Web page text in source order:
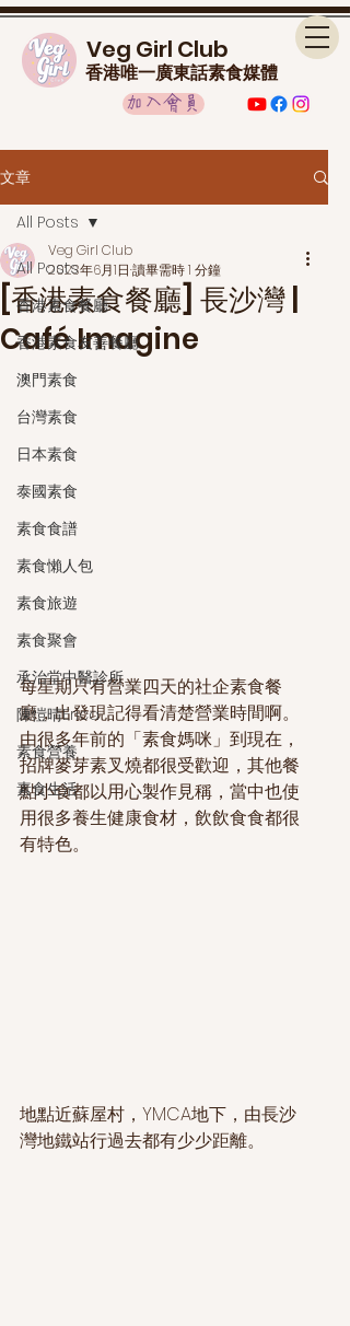
Veg Girl Club
香港唯一廣東話素食媒體
加入會員
文章
All Posts
香港素食餐廳
香港素食友善餐廳
澳門素食
台灣素食
日本素食
泰國素食
素食食譜
素食懶人包
素食旅遊
素食聚會
承治堂中醫診所
陳愷晴Erica
素食營養
素食生活
All Posts
[香港素食餐廳] 長沙灣 |
Café Imagine
Veg Girl Club
2023年6月1日 讀畢需時 1 分鐘
每星期只有營業四天的社企素食餐
廳，出發現記得看清楚營業時間啊。
由很多年前的「素食媽咪」到現在，
招牌麥芽素叉燒都很受歡迎，其他餐
點小食都以用心製作見稱，當中也使
用很多養生健康食材，飲飲食食都很
有特色。
地點近蘇屋村，YMCA地下，由長沙
灣地鐵站行過去都有少少距離。